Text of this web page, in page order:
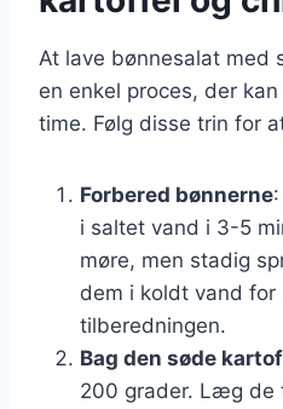
At lave bønnesalat med
en enkel proces, der
time. Følg disse trin for
Forbered bønnerne
i saltet vand i 3-5
møre, men stadig
dem i koldt vand for
tilberedningen.
Bag den søde
200 grader. Læg de